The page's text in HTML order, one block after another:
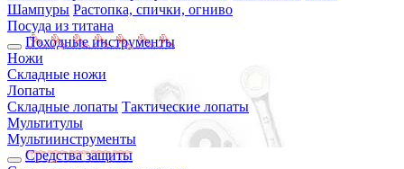
Шампуры Растопка, спички, огниво
Посуда из титана
Походные инструменты
Ножи
Складные ножи
Лопаты
Складные лопаты Тактические лопаты
Мультитулы
Мультиинструменты
Средства защиты